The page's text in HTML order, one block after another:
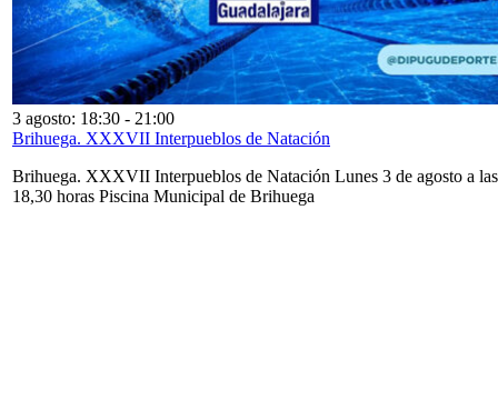
3 agosto: 18:30 - 21:00
Brihuega. XXXVII Interpueblos de Natación
Brihuega. XXXVII Interpueblos de Natación Lunes 3 de agosto a las
18,30 horas Piscina Municipal de Brihuega